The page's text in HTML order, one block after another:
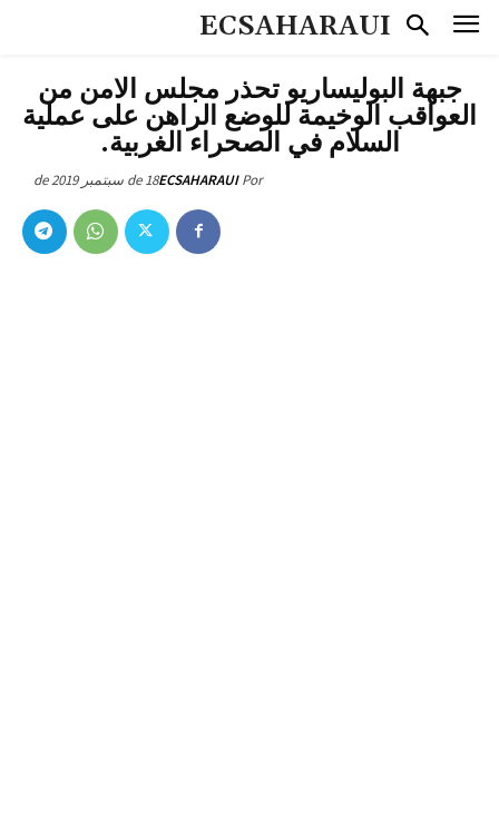
ECSAHARAUI
جبهة البوليساريو تحذر مجلس الامن من
العواقب الوخيمة للوضع الراهن على عملية
السلام في الصحراء الغربية.
Por
ECSAHARAUI18 de سبتمبر de 2019